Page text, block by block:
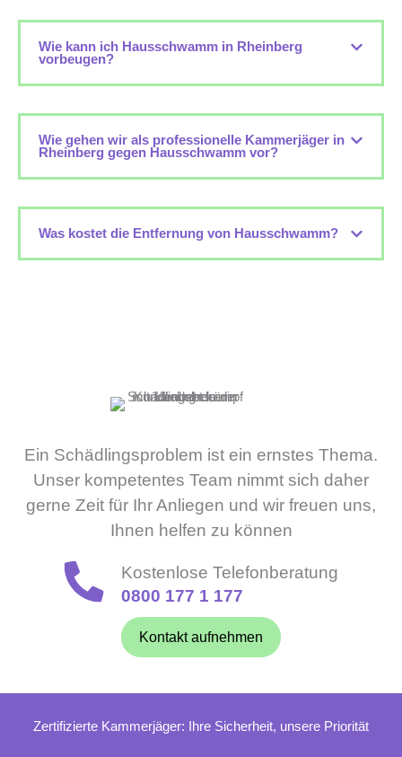
Wie kann ich Hausschwamm in Rheinberg
vorbeugen?
Wie gehen wir als professionelle Kammerjäger in
Rheinberg gegen Hausschwamm vor?
Was kostet die Entfernung von Hausschwamm?
Ein Schädlingsproblem ist ein ernstes Thema.
Unser kompetentes Team nimmt sich daher
gerne Zeit für Ihr Anliegen und wir freuen uns,
Ihnen helfen zu können
Kostenlose Telefonberatung
0800 177 1 177
Kontakt aufnehmen
Zertifizierte Kammerjäger: Ihre Sicherheit, unsere Priorität